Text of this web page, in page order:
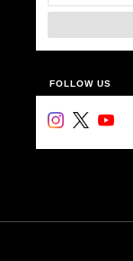
FOLLOW US